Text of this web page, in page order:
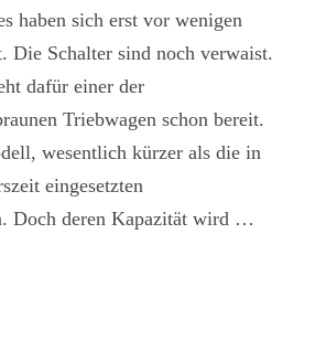
haben sich erst vor wenigen
Die Schalter sind noch verwaist.
dafür einer der
Triebwagen schon bereit.
wesentlich kürzer als die in
eingesetzten
Doch deren Kapazität wird …